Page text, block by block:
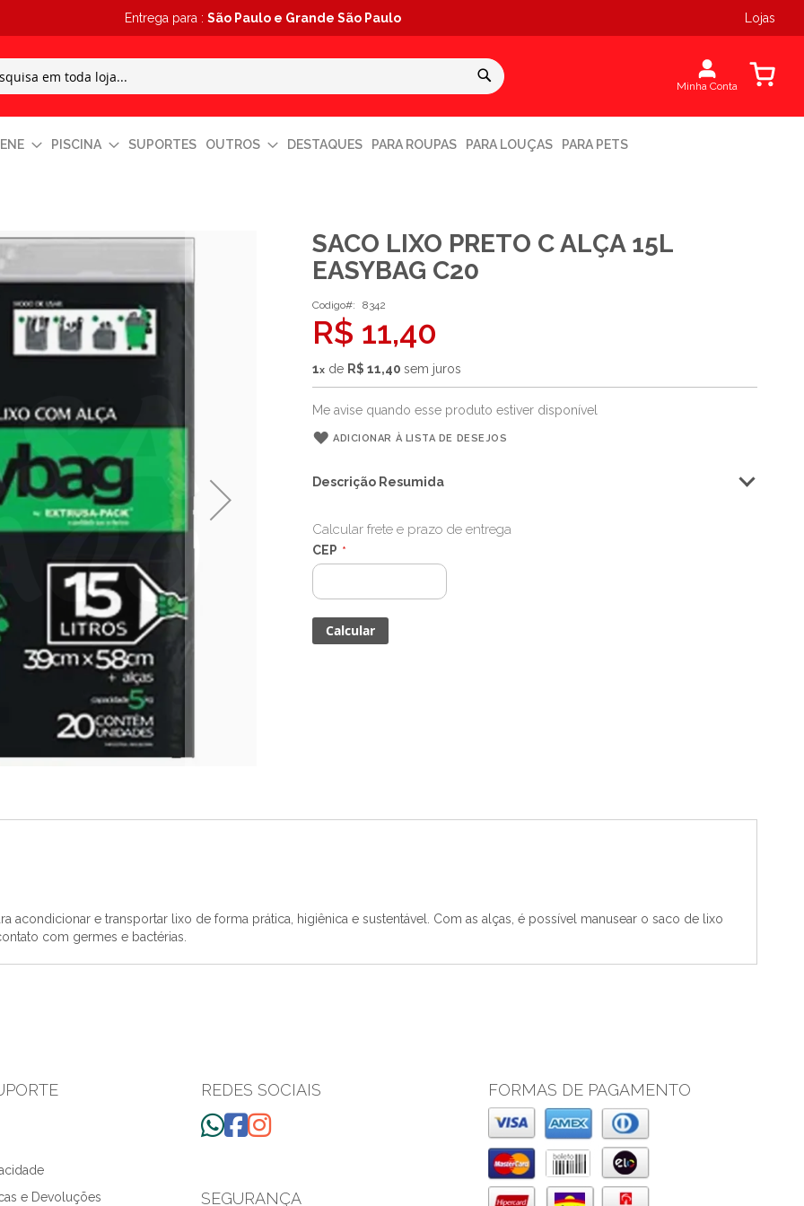
Entrega para : São Paulo e Grande São Paulo Lojas
Minha Conta
Meu
PISCINA SUPORTES OUTROS DESTAQUES PARA ROUPAS PARA LOUÇAS PARA PETS
SACO LIXO PRETO C ALÇA 15L
EASYBAG C20
Codigo 8342
R$ 11,40
1 de R$ 11,40 sem juros
Me avise quando esse produto estiver disponível
ADICIONAR À LISTA DE DESEJOS
Descrição Resumida
Calcular frete e prazo de entrega
CEP
acondicionar e transportar lixo de forma prática, higiênica e sustentável. Com as alças, é possível manusear o saco de lixo
com germes e bactérias.
e Devoluções
REDES SOCIAIS
SEGURANÇA
FORMAS DE PAGAMENTO